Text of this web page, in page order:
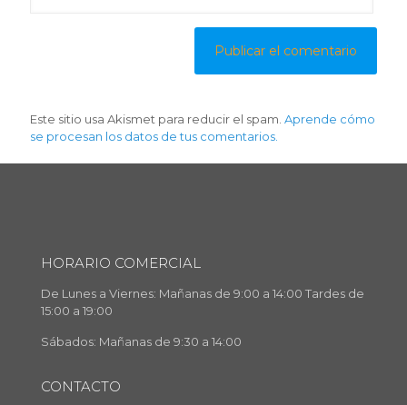
Este sitio usa Akismet para reducir el spam. Aprende cómo
se procesan los datos de tus comentarios.
HORARIO COMERCIAL
De Lunes a Viernes: Mañanas de 9:00 a 14:00 Tardes de
15:00 a 19:00
Sábados: Mañanas de 9:30 a 14:00
CONTACTO